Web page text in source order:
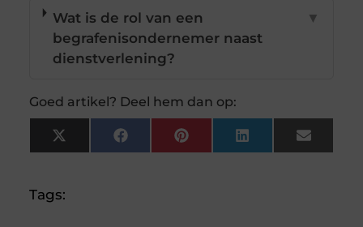
Wat is de rol van een
begrafenisondernemer naast
dienstverlening?
▼
Goed artikel? Deel hem dan op:
X
(Twitter)
FacebookPinterestLinkedInEmail
Tags: